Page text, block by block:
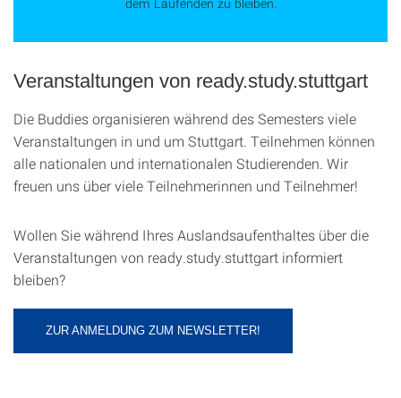
Veranstaltungen von ready.study.stuttgart
Die Buddies organisieren während des Semesters viele
Veranstaltungen in und um Stuttgart. Teilnehmen können
alle nationalen und internationalen Studierenden. Wir
freuen uns über viele Teilnehmerinnen und Teilnehmer!
Wollen Sie während Ihres Auslandsaufenthaltes über die
Veranstaltungen von ready.study.stuttgart informiert
bleiben?
ZUR ANMELDUNG ZUM NEWSLETTER!